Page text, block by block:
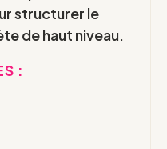
structurer le
de haut niveau.
: